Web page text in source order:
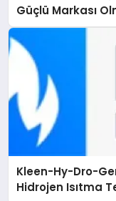
Güçlü Markası
Kleen-Hy-Dro-
Hidrojen Isıtma